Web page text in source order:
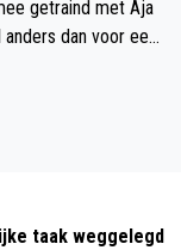
getraind met Aja
dan voor een
taak weggelegd